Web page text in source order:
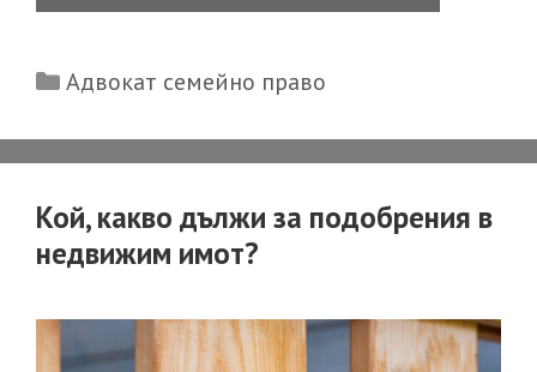
важни
които
съдът
определя
родител
да
Categories
Адвокат семейно право
Кой, какво дължи за подобрения в
недвижим имот?